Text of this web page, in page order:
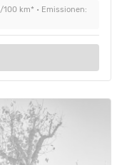
km* • Emissionen: